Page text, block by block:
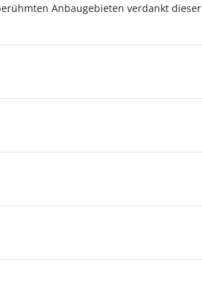
Anbaugebieten verdankt dieser